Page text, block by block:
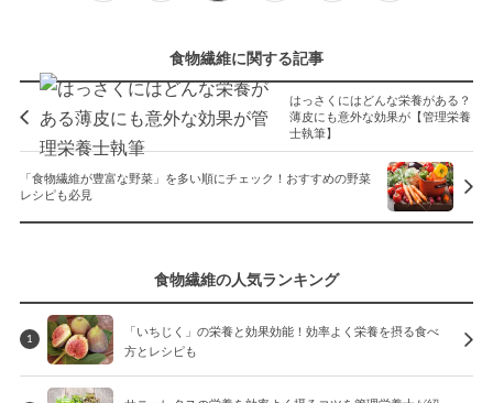
食物繊維に関する記事
はっさくにはどんな栄養がある？
薄皮にも意外な効果が【管理栄養
士執筆】
「食物繊維が豊富な野菜」を多い順にチェック！おすすめの野菜
レシピも必見
食物繊維の人気ランキング
1
「いちじく」の栄養と効果効能！効率よく栄養を摂る食べ
方とレシピも